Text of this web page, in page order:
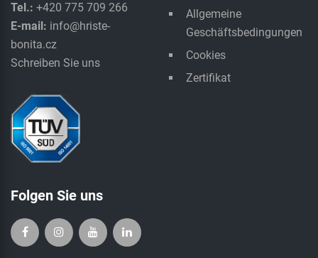
Tel.: +420 775 709 266
E-mail: info@hriste-
bonita.cz
Schreiben Sie uns
Allgemeine
Geschäftsbedingungen
Cookies
Zertifikat
Folgen Sie uns